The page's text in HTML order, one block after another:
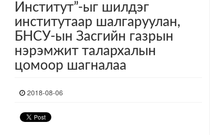
Институт”-ыг шилдэг
институтаар шалгаруулан,
БНСУ-ын Засгийн газрын
нэрэмжит талархалын
цомоор шагналаа
2018-08-06